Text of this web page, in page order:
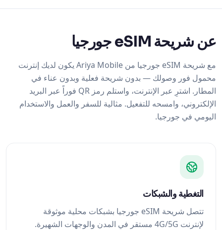
عن شريحة eSIM جورجيا
مع شريحة eSIM جورجيا من Ariya Mobile يكون لديك إنترنت
محمول فور وصولك — بدون شريحة فعلية وبدون عناء في
المطار. اشترِ عبر الإنترنت، واستلم رمز QR فوراً عبر البريد
الإلكتروني، وامسحه للتفعيل. مثالية للسفر والعمل والاستخدام
اليومي في جورجيا.
التغطية والشبكات
تتصل شريحة eSIM جورجيا بشبكات محلية موثوقة
لإنترنت 4G/5G مستقر في المدن والوجهات الشهيرة.